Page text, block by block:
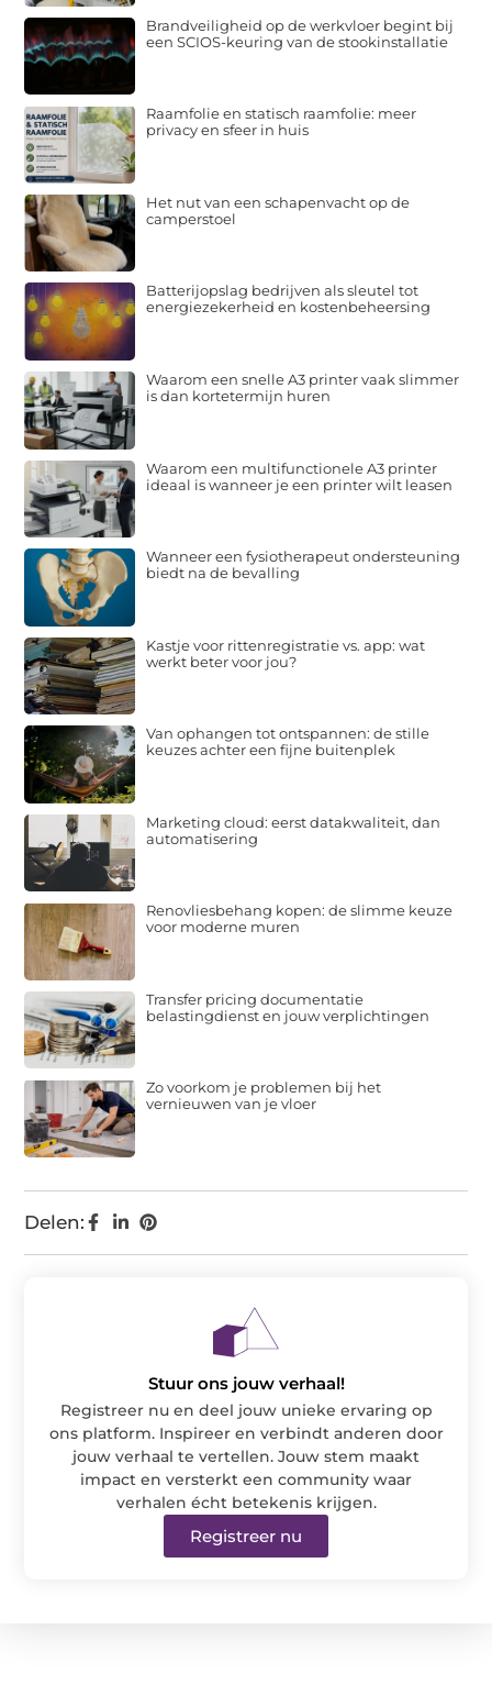
Delen:
Brandveiligheid op de werkvloer begint bij
een SCIOS-keuring van de stookinstallatie
Raamfolie en statisch raamfolie: meer
privacy en sfeer in huis
Het nut van een schapenvacht op de
camperstoel
Batterijopslag bedrijven als sleutel tot
energiezekerheid en kostenbeheersing
Waarom een snelle A3 printer vaak slimmer
is dan kortetermijn huren
Waarom een multifunctionele A3 printer
ideaal is wanneer je een printer wilt leasen
Wanneer een fysiotherapeut ondersteuning
biedt na de bevalling
Kastje voor rittenregistratie vs. app: wat
werkt beter voor jou?
Van ophangen tot ontspannen: de stille
keuzes achter een fijne buitenplek
Marketing cloud: eerst datakwaliteit, dan
automatisering
Renovliesbehang kopen: de slimme keuze
voor moderne muren
Transfer pricing documentatie
belastingdienst en jouw verplichtingen
Zo voorkom je problemen bij het
vernieuwen van je vloer
Stuur ons jouw verhaal!
Registreer nu en deel jouw unieke ervaring op
ons platform. Inspireer en verbindt anderen door
jouw verhaal te vertellen. Jouw stem maakt
impact en versterkt een community waar
verhalen écht betekenis krijgen.
Registreer nu